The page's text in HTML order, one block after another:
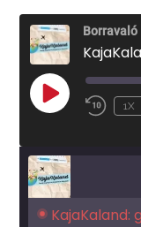
Borravaló
PLAY
EPISODE
1X
KajaKaland: